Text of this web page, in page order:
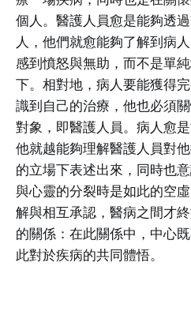
個人。醫護人員愈是能夠透
人，他們就愈能夠了解到病
感到憤怒與無助，而不是單
下。相對地，病人要能獲得
識到自己的治療，他也必須
對象，即醫護人員。病人愈
他就越能夠理解醫護人員對
的立場下表述出來，同時也
與心靈的分裂時是如此的空
解與相互承認，醫病之間才
的關係：在此關係中，中心
此對於疾病的共同體悟。